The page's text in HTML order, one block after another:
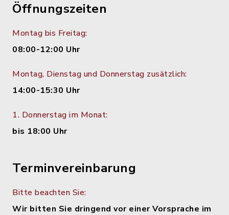
Öffnungszeiten
Montag bis Freitag:
08:00-12:00 Uhr
Montag, Dienstag und Donnerstag zusätzlich:
14:00-15:30 Uhr
1. Donnerstag im Monat:
bis 18:00 Uhr
Terminvereinbarung
Bitte beachten Sie:
Wir bitten Sie dringend vor einer Vorsprache im